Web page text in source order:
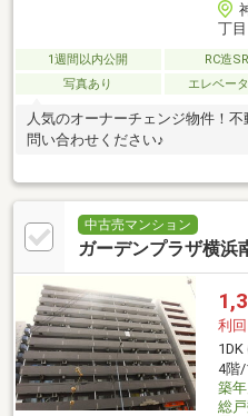
丁目
1週間以内公開 RC造
写真あり
エレベー
人気のオーナーチェンジ物件！
問い合わせください♪
中古売マンション
ガーデンプラザ横浜
利回
1DK
4階/
築年
総